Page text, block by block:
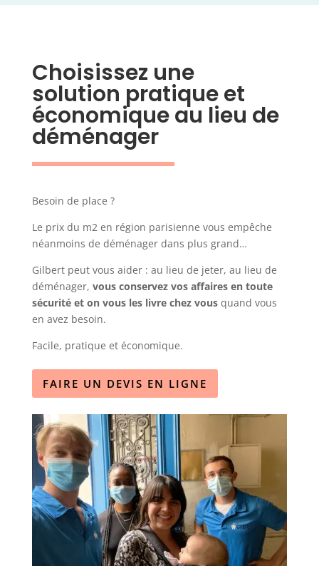
Choisissez une
solution pratique et
économique au lieu de
déménager
Besoin de place ?
Le prix du m2 en région parisienne vous empêche
néanmoins de déménager dans plus grand…
Gilbert peut vous aider : au lieu de jeter, au lieu de
déménager, vous conservez vos affaires en toute
sécurité et on vous les livre chez vousquand vous
en avez besoin.
Facile, pratique et économique.
FAIRE UN DEVIS EN LIGNE